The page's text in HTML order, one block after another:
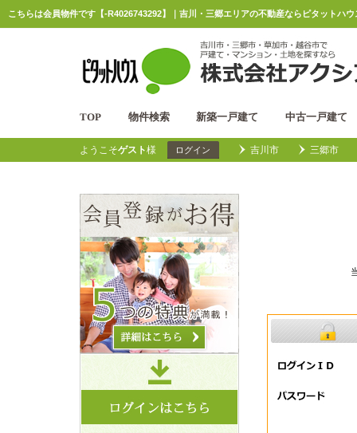
こちらは会員物件です【-R4026743292】｜吉川・三郷エリアの不動産ならピタットハ
TOP 物件検索 新築一戸建て 中古一戸建て
ようこそゲスト様 ログイン 吉川市 三郷市